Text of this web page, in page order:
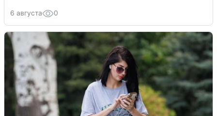
6 августа 0